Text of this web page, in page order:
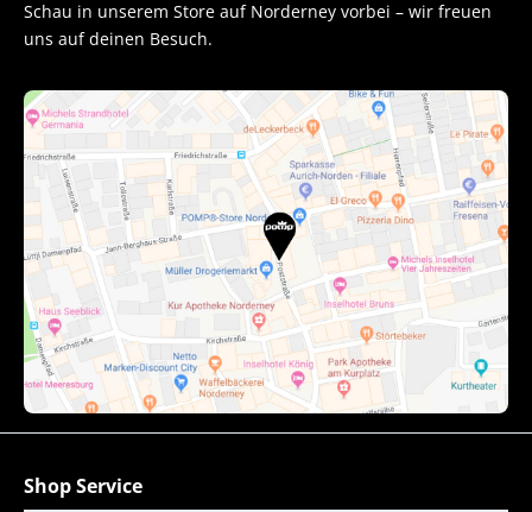
Schau in unserem Store auf Norderney vorbei – wir freuen
uns auf deinen Besuch.
Shop Service